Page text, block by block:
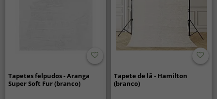
Tapetes felpudos - Aranga
Super Soft Fur (branco)
Tapete de lã - Hamilton
(branco)